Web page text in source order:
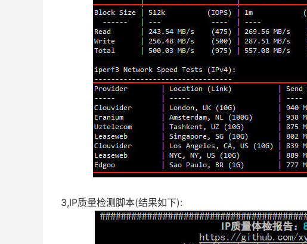
3,IP质量检测脚本(结果如下):